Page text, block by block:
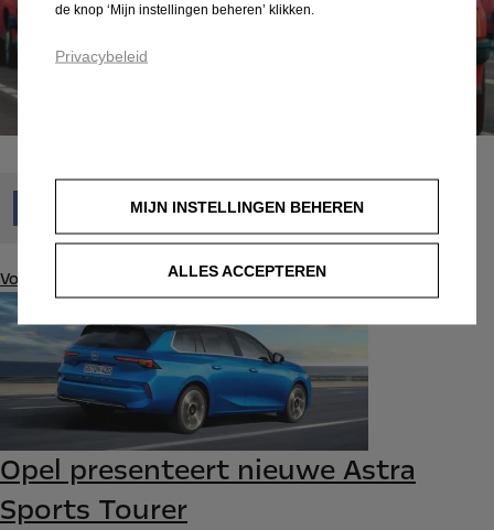
Volgende bericht
Opel presenteert nieuwe Astra
Sports Tourer
de knop ‘Mijn instellingen beheren’ klikken.
Privacybeleid
MIJN INSTELLINGEN BEHEREN
ALLES ACCEPTEREN